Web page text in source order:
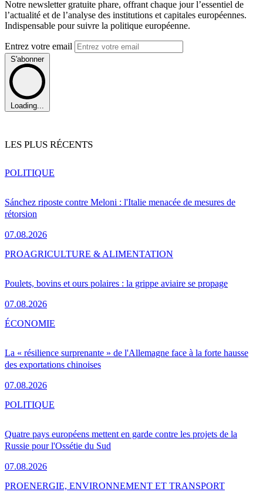
Notre newsletter gratuite phare, offrant chaque jour l’essentiel de
l’actualité et de l’analyse des institutions et capitales européennes.
Indispensable pour suivre la politique européenne.
Entrez votre email
S'abonner
Loading...
LES PLUS RÉCENTS
Sánchez riposte contre Meloni : l'Italie menacée de mesures de
rétorsion
07.08.2026
POLITIQUE
Poulets, bovins et ours polaires : la grippe aviaire se propage
07.08.2026
PROAGRICULTURE & ALIMENTATION
La « résilience surprenante » de l'Allemagne face à la forte hausse
des exportations chinoises
07.08.2026
ÉCONOMIE
Quatre pays européens mettent en garde contre les projets de la
Russie pour l'Ossétie du Sud
07.08.2026
POLITIQUE
PROENERGIE, ENVIRONNEMENT ET TRANSPORT